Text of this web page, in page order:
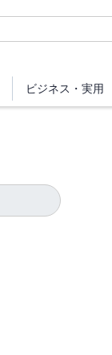
ビジネス ・実用